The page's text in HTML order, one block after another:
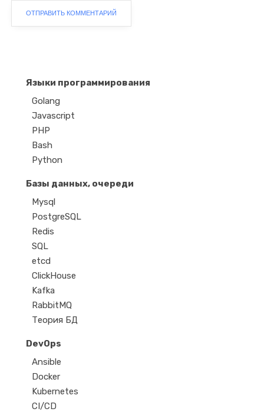
Языки программирования
Golang
Javascript
PHP
Bash
Python
Базы данных, очереди
Mysql
PostgreSQL
Redis
SQL
etcd
ClickHouse
Kafka
RabbitMQ
Теория БД
DevOps
Ansible
Docker
Kubernetes
CI/CD